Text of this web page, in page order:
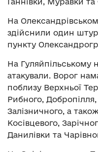
На
здійснили один
пункту
На Гуляйпільському
атакували. Ворог
поблизу Верхньої
Рибного,
Залізничного, а
Косівцевого,
Данилівки та